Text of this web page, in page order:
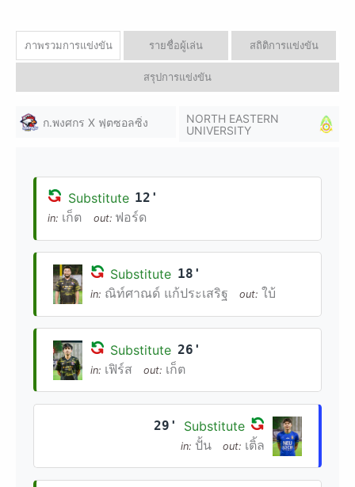
ภาพรวมการแข่งขัน รายชื่อผู้เล่น สถิติการแข่งขัน
สรุปการแข่งขัน
ก.พงศกร X ฟุตซอลซิ่ง
NORTH EASTERN
UNIVERSITY
Substitute 12'
in: เก็ต out: ฟอร์ด
Substitute 18'
in: ณิท์ศาณด์ แก้ประเสริฐ out: ใบ้
Substitute 26'
in: เฟิร์ส out: เก็ต
29' Substitute
in: ปั้น out: เติ้ล